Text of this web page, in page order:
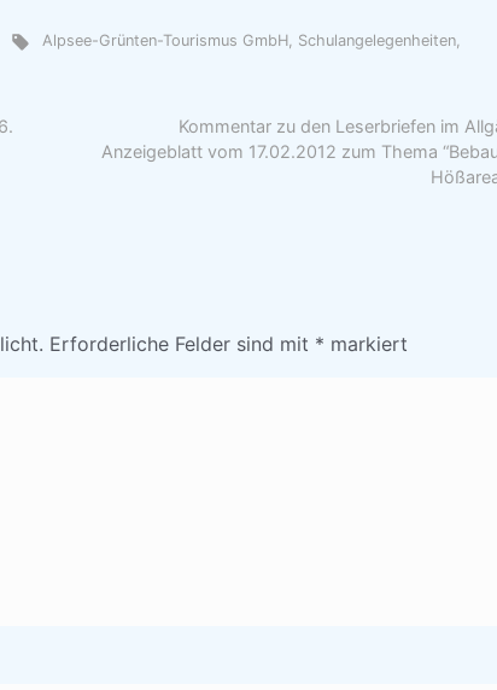
Alpsee-Grünten-Tourismus GmbH, Schulangelegenheiten,
Kommentar zu den Leserbriefen im
Anzeigeblatt vom 17.02.2012 zum Thema
Erforderliche Felder sind mit * markiert